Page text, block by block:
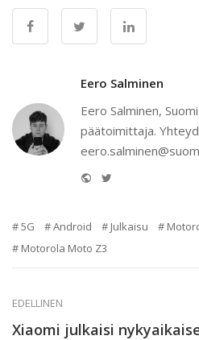
Eero Salminen
Eero Salminen,
päätoimittaja.
Website
5G Android Julkaisu
Motorola Moto Z3
EDELLINEN
Xiaomi julkaisi